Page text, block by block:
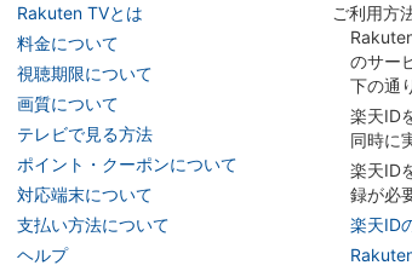
Rakuten TVとは
料金について
視聴期限について
画質について
テレビで見る方法
ポイント・クーポンについて
対応端末について
支払い方法について
ヘルプ
ご利用方
のサー
下の通
楽天ID
同時に
楽天ID
録が必
楽天ID